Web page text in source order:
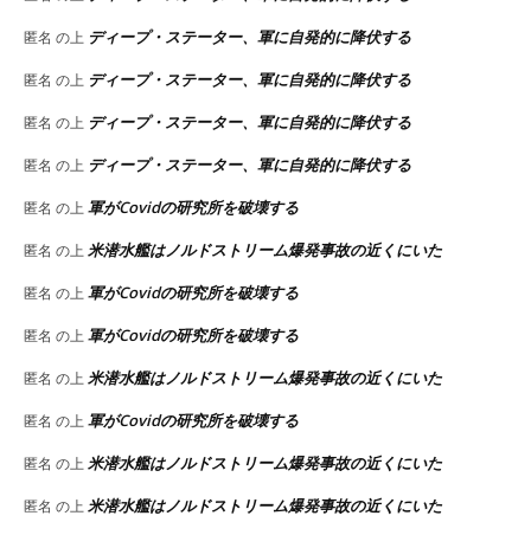
匿名 の上 ディープ・ステーター、軍に自発的に降伏する
匿名 の上 ディープ・ステーター、軍に自発的に降伏する
匿名 の上 ディープ・ステーター、軍に自発的に降伏する
匿名 の上 ディープ・ステーター、軍に自発的に降伏する
匿名 の上軍がCovidの研究所を破壊する
匿名 の上米潜水艦はノルドストリーム爆発事故の近くにいた
匿名 の上軍がCovidの研究所を破壊する
匿名 の上軍がCovidの研究所を破壊する
匿名 の上米潜水艦はノルドストリーム爆発事故の近くにいた
匿名 の上軍がCovidの研究所を破壊する
匿名 の上米潜水艦はノルドストリーム爆発事故の近くにいた
匿名 の上米潜水艦はノルドストリーム爆発事故の近くにいた